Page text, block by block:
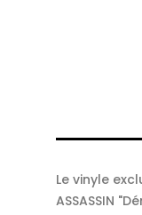
Le vinyle
ASSASSIN